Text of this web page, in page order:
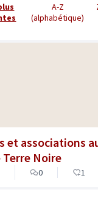
A-Z
(alphabétique)
et associations
Noire
0 1